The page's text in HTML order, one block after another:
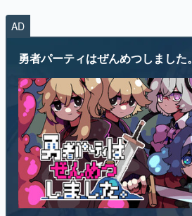
AD
勇者パーティはぜんめつしました。